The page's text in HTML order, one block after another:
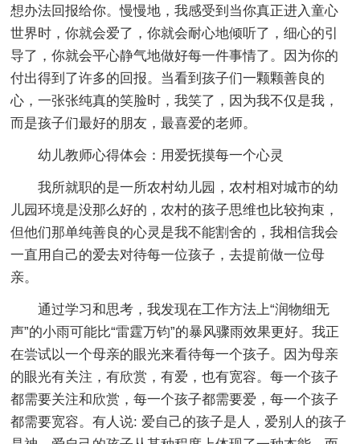
想办法回报给你。慢慢地，我感受到当你真正进入童心
世界时，你就会爱了，你就会耐心地倾听了，细心的引
导了，你就会平心静气地做好每一件事情了。因为你的
付出得到了许多的回报。当看到孩子们一颗颗善良的
心，一张张纯真的笑脸时，我笑了，因为我不仅是我，
而是孩子们最好的朋友，最喜爱的老师。
幼儿教师心得体会：用爱抚摸每一个心灵
我所就职的是一所农村幼儿园，农村相对城市的幼
儿园环境是没那么好的，农村的孩子思维也比较拘束，
但他们那单纯善良的心灵是我不能割舍的，我相信我会
一直用自己的爱去对待每一位孩子，去提前做一位母
亲。
通过学习和思考，我发现在工作方法上“润物细无
声”的小雨可能比“雷霆万钧”的暴风骤雨效果更好。我正
在尝试以一个母亲的眼光来看待每一个孩子。因为母亲
的眼光有关注，有欣赏，有爱，也有宽容。每一个孩子
都需要关注和欣赏，每一个孩子都需要爱，每一个孩子
都需要宽容。有人说: 爱自己的孩子是人，爱别人的孩子